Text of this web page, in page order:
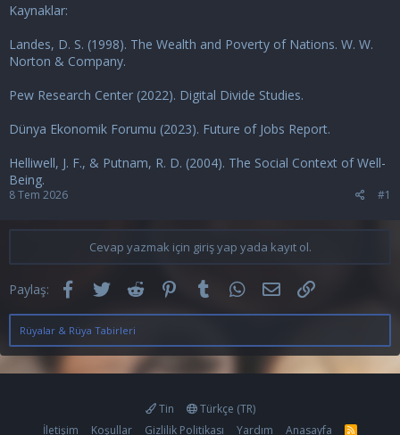
Kaynaklar:
Landes, D. S. (1998). The Wealth and Poverty of Nations. W. W.
Norton & Company.
Pew Research Center (2022). Digital Divide Studies.
Dünya Ekonomik Forumu (2023). Future of Jobs Report.
Helliwell, J. F., & Putnam, R. D. (2004). The Social Context of Well-
Being.
8 Tem 2026 #1
Cevap yazmak için giriş yap yada kayıt ol.
Paylaş: Facebook
TwitterReddit PinterestTumblrWhatsApp
E-postaLink
Rüyalar & Rüya Tabirleri
Tin
Türkçe (TR)
İletişim
Koşullar Gizlilik Politikası Yardım Anasayfa R